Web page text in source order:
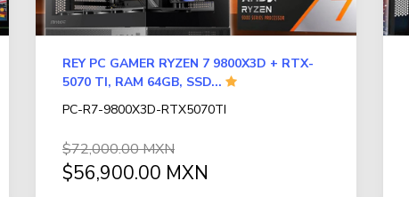
REY PC GAMER RYZEN 7 9800X3D + RTX-
5070 TI, RAM 64GB, SSD...
PC-R7-9800X3D-RTX5070TI
$72,000.00 MXN
$56,900.00 MXN